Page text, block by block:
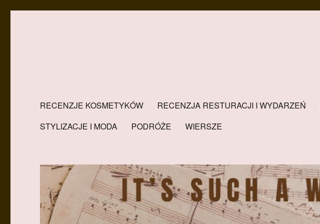
RECENZJE KOSMETYKÓW RECENZJA RESTURACJI I WYDARZEŃ
STYLIZACJE I MODA
PODRÓŻE WIERSZE